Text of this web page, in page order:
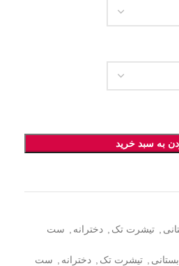
به سبد خرید
تیشرت تک دخترانه
ست
تیشرت تک دخترانه
ست